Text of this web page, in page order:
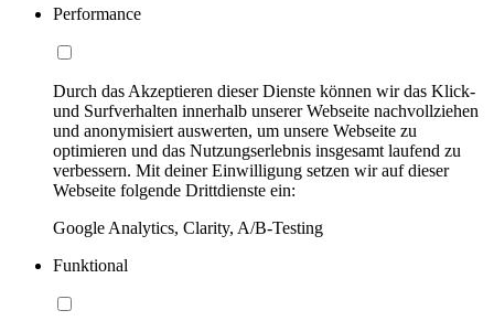
Performance
Durch das Akzeptieren dieser Dienste können wir das Klick-
und Surfverhalten innerhalb unserer Webseite nachvollziehen
und anonymisiert auswerten, um unsere Webseite zu
optimieren und das Nutzungserlebnis insgesamt laufend zu
verbessern. Mit deiner Einwilligung setzen wir auf dieser
Webseite folgende Drittdienste ein:
Google Analytics, Clarity, A/B-Testing
Funktional